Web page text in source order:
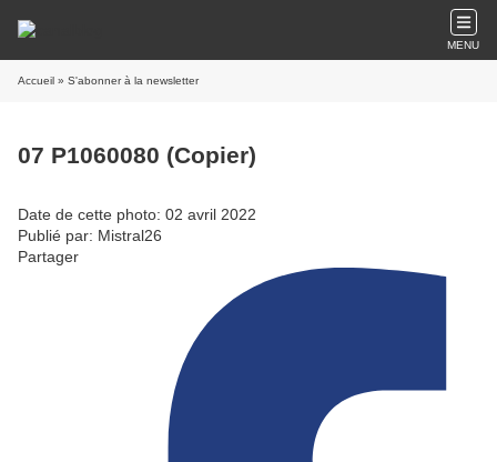
MENU
Accueil » S'abonner à la newsletter
07 P1060080 (Copier)
Date de cette photo: 02 avril 2022
Publié par: Mistral26
Partager